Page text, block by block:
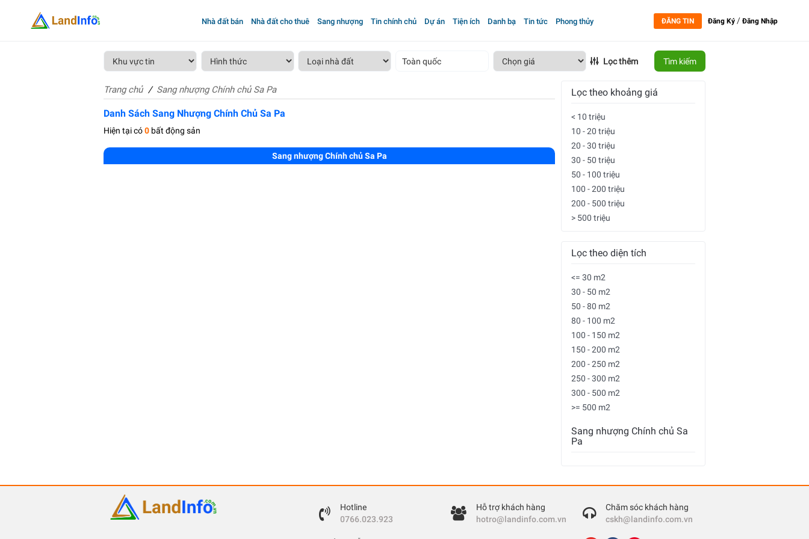
Nhà đất bán Nhà đất cho thuê Sang nhượng Tin chính chủ Dự án Tiện ích Danh bạ Tin tức Phong thủy ĐĂNG TIN Đăng Ký /Đăng Nhập
Toàn quốc Lọc thêm Tìm kiếm
Trang chủ Sang nhượng Chính chủ Sa Pa
Danh Sách Sang Nhượng Chính Chủ Sa Pa
Hiện tại có0 bất động sản
Sang nhượng Chính chủ Sa Pa
Lọc theo khoảng giá
< 10 triệu
10 - 20 triệu
20 - 30 triệu
30 - 50 triệu
50 - 100 triệu
100 - 200 triệu
200 - 500 triệu
> 500 triệu
Lọc theo diện tích
<= 30 m2
30 - 50 m2
50 - 80 m2
80 - 100 m2
100 - 150 m2
150 - 200 m2
200 - 250 m2
250 - 300 m2
300 - 500 m2
>= 500 m2
Sang nhượng Chính chủ Sa
Pa
Hotline
0766.023.923
Hỗ trợ khách hàng
hotro@landinfo.com.vn
Chăm sóc khách hàng
cskh@landinfo.com.vn